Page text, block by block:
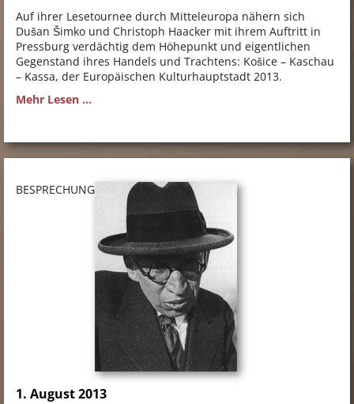
Auf ihrer Lesetournee durch Mitteleuropa nähern sich
Dušan Šimko und Christoph Haacker mit ihrem Auftritt in
Pressburg verdächtig dem Höhepunkt und eigentlichen
Gegenstand ihres Handels und Trachtens: Košice – Kaschau
– Kassa, der Europäischen Kulturhauptstadt 2013.
Mehr Lesen ...
BESPRECHUNG
1. August 2013